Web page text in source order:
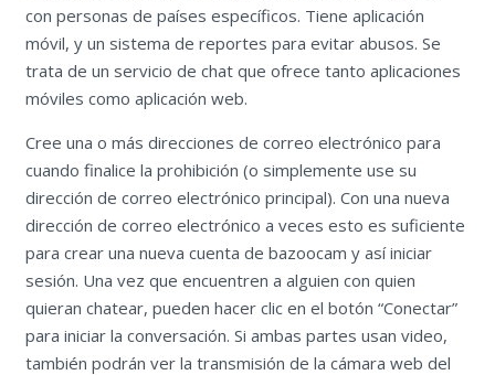
con personas de países específicos. Tiene aplicación
móvil, y un sistema de reportes para evitar abusos. Se
trata de un servicio de chat que ofrece tanto aplicaciones
móviles como aplicación web.
Cree una o más direcciones de correo electrónico para
cuando finalice la prohibición (o simplemente use su
dirección de correo electrónico principal). Con una nueva
dirección de correo electrónico a veces esto es suficiente
para crear una nueva cuenta de bazoocam y así iniciar
sesión. Una vez que encuentren a alguien con quien
quieran chatear, pueden hacer clic en el botón “Conectar”
para iniciar la conversación. Si ambas partes usan video,
también podrán ver la transmisión de la cámara web del